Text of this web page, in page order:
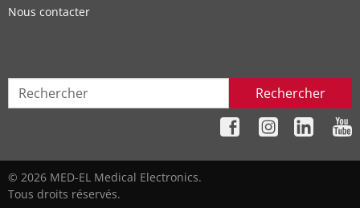
Nous contacter
Rechercher
© 2026 MED-EL Medical Electronics.
Tous droits réservés.